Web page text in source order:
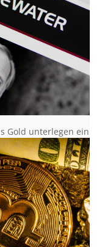
Gold unterlegen ein